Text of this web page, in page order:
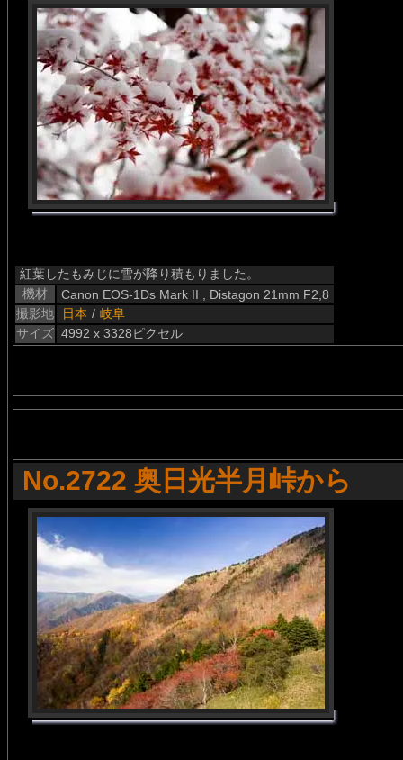
紅葉したもみじに雪が降り積もりました。
機材
Canon EOS-1Ds Mark II , Distagon 21mm F2,8
撮影地
日本 / 岐阜
サイズ 4992 x 3328ピクセル
No.2722 奥日光半月峠から